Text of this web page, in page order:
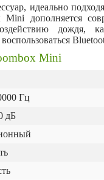
идеально
дополняется
дождя,
Mini
Гц
дБ